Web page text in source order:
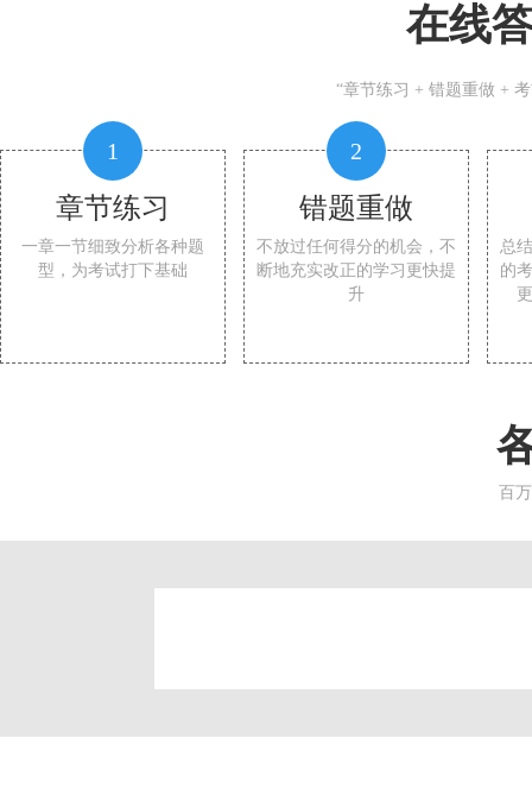
在线
“章节练习 + 错题重做 +
1
章节练习
一章一节细致分析各种题
型，为考试打下基础
2
错题重做
不放过任何得分的机会，不
断地充实改正的学习更快提
升
总
的
百